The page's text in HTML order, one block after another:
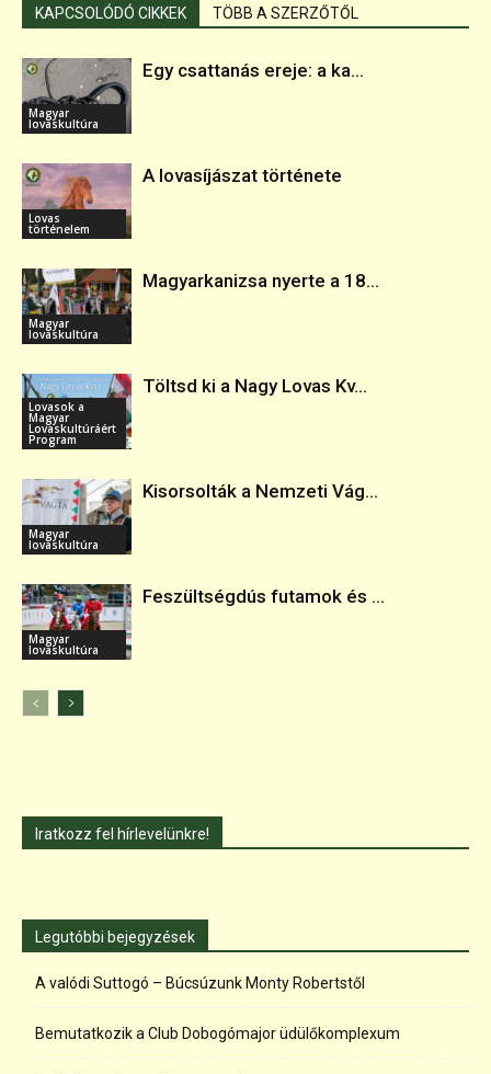
KAPCSOLÓDÓ CIKKEK TÖBB A SZERZŐTŐL
Magyar
lovaskultúra
Egy csattanás ereje: a ka...
Lovas
történelem
A lovasíjászat története
Magyar
lovaskultúra
Magyarkanizsa nyerte a 18...
Lovasok a
Magyar
Lovaskultúráért
Program
Töltsd ki a Nagy Lovas Kv...
Magyar
lovaskultúra
Kisorsolták a Nemzeti Vág...
Magyar
lovaskultúra
Feszültségdús futamok és ...
Iratkozz fel hírlevelünkre!
Legutóbbi bejegyzések
A valódi Suttogó – Búcsúzunk Monty Robertstől
Bemutatkozik a Club Dobogómajor üdülőkomplexum